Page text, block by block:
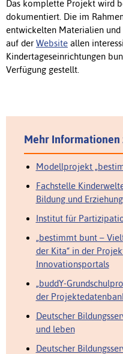
Das komplette Projekt wird
dokumentiert. Die im
entwickelten Materialien
auf der Website allen
Kindertageseinrichtungen
Verfügung gestellt.
Mehr Informationen
Modellprojekt
Fachstelle
Bildung und Erziehung
Institut für
„bestimmt bunt –
der Kita“ in der
Innovationsportals
„buddY-
der
Deutscher
und leben
Deutscher